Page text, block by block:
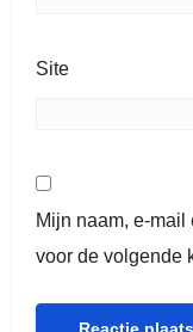
Site
Mijn naam, e-
voor de volgende